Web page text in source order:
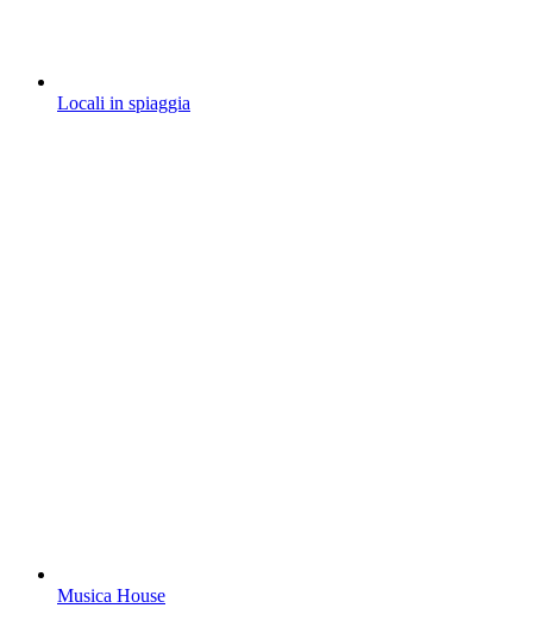
Locali in spiaggia
Musica House